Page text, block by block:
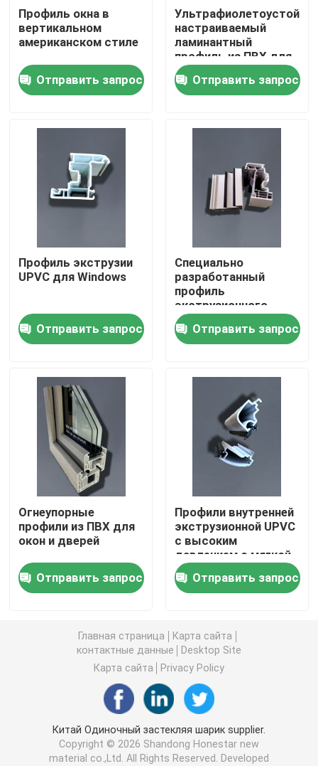
Дом
Продукты
видео
Проверка качества
Профили двери UPVC
Профили окна UPVC
Профили штранг-прессования UPVC
окно окна upvc
окно upvc сползая
Раздвижная дверь UPVC
Окно термального перерыва алюминиевое
Двери термального перерыва алюминиевые
Профиль окна в
вертикальном
американском стиле
Отправить запрос
настраиваемый
ламинантный
профиль из ПВХ для
окон
Отправить запрос
Профиль экструзии
UPVC для Windows
Отправить запрос
Специально
разработанный
профиль
экструзионного
корпуса или
скользящего окна с
устойчивостью к
Отправить запрос
Огнеупорные
профили из ПВХ для
окон и дверей
Отправить запрос
Профили внутренней
экструзионной UPVC
с высоким
давлением с мягкой
поверхностью,
устойчивые к
погодным условиям
Отправить запрос
Главная страница
Карта сайта
контактные данные
Desktop Site
Карта сайта
Privacy Policy
Китай Одиночный застекляя шарик supplier.
Copyright © 2026 Shandong Honestar new
material co.,Ltd. All Rights Reserved. Developed